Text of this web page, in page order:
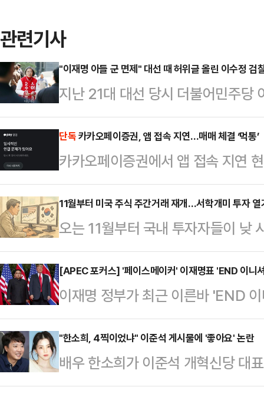
관련기사
"이재명 아들 군 면제" 대선 때 허위글 올린 이수정 검
지난 21대 대선 당시 더불어민주당
았다는 허위글을 SNS에 올렸던 이
에 넘겨졌다.수원 장안경찰서는 7
보통신망법 위반 혐의로 검찰에 송
대 대선을 앞둔 지난 5월 자신의 페
제를 받았다"는 취지의 내용이 담
을 당한 바 있다.하지만 이재명 대
친 것으로 드러났다.이후 …
단독카카오페이증권, 앱 접속 지연…매매 체결 ‘먹통’
카카오페이증권에서 앱 접속 지연
이 체결되지 않는 불편함을 겪었다
이 개장된 직후 카카오페이증권 앱
결이 지연되거나 이뤄지지 않는 문
오후 11시부터는 정상화되고 있는
“일시적인 문제가 있다는 팝업 창
다”며 “국내 주식시장이 휴장인 상
랐다”고 토로했다.카카오페이…
11월부터 미국 주식 주간거래 재개…서학개미 투자 열
오는 11월부터 국내 투자자들이 낮
있게 된다. 미국 대체거래소(ATS)
발생해 중단된 지 1년 3개월 만인
킬지 주목된다.7일 금융투자업계
터 미국주식 주간거래 서비스를 재
구축, 위험 고지 강화 등 안전장치
국주식 주간거래 서비스는 국내 투
5시)에 미국 주식…
[APEC 포커스] '페이스메이커' 이재명표 'END 이니
이재명 정부가 최근 이른바 'END
공개했다. 'E.N.D'는 교류
핵화(Denuclearization)의 앞 글자
조연설에서 한반도 긴장을 해소하
이니셔티브'도 처음 선보였다.기존
"한소희, 4찍이었냐" 이준석 게시물에 '좋아요' 논란
배우 한소희가 이준석 개혁신당 대
요'를 눌렀다가 정치색 논란에 휩싸